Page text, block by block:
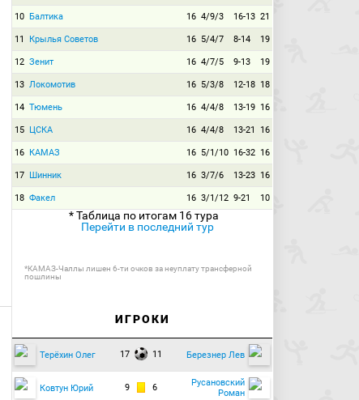
10 Балтика 16 4/9/3 16-13 21
11 Крылья Советов 16 5/4/7 8-14 19
12 Зенит 16 4/7/5 9-13 19
13 Локомотив 16 5/3/8 12-18 18
14 Тюмень 16 4/4/8 13-19 16
15 ЦСКА 16 4/4/8 13-21 16
16 КАМАЗ 16 5/1/10 16-32 16
17 Шинник 16 3/7/6 13-23 16
18 Факел 16 3/1/12 9-21 10
* Таблица по итогам 16 тура
Перейти в последний тур
*КАМАЗ-Чаллы лишен 6-ти очков за неуплату трансферной
пошлины
ИГРОКИ
Терёхин Олег 17 11 Березнер Лев
Ковтун Юрий 9 6
Русановский
Роман